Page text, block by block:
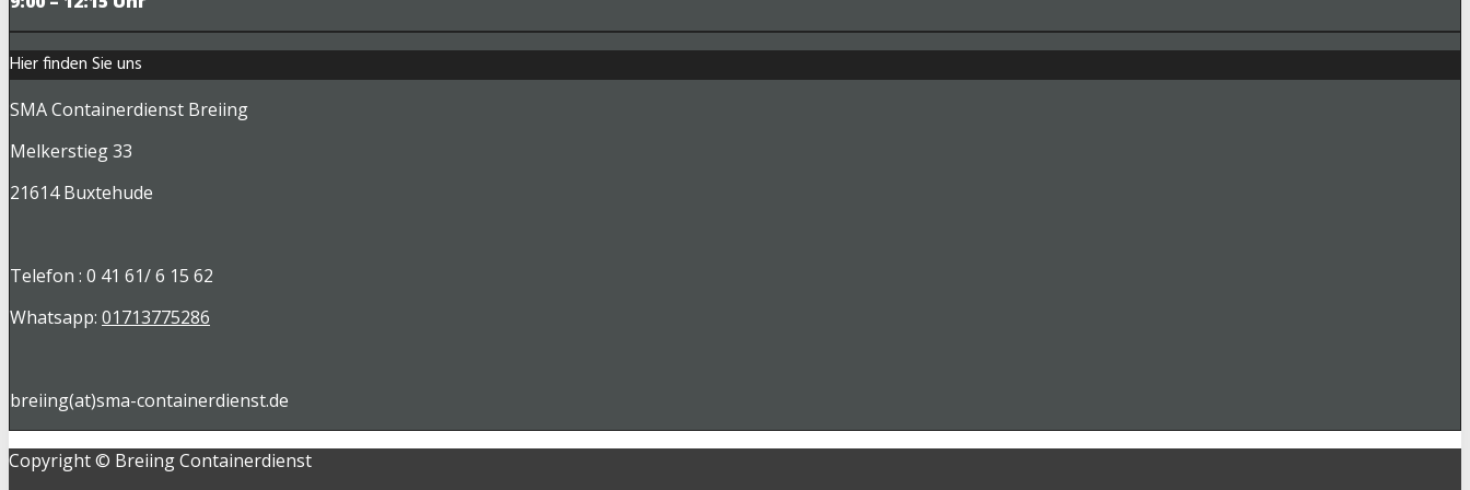
Hier finden Sie uns
SMA Containerdienst Breiing
Melkerstieg 33
21614 Buxtehude
Telefon : 0 41 61/ 6 15 62
Whatsapp: 01713775286
breiing(at)sma-containerdienst.de
Copyright © Breiing Containerdienst